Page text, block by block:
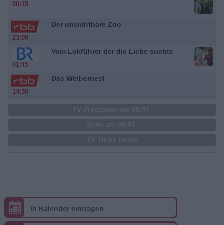
20:15
23:00
Der unsichtbare Zoo
01:45
Vom Lokführer der die Liebe suchte
14:30
Das Weibernest
in Kalender eintragen